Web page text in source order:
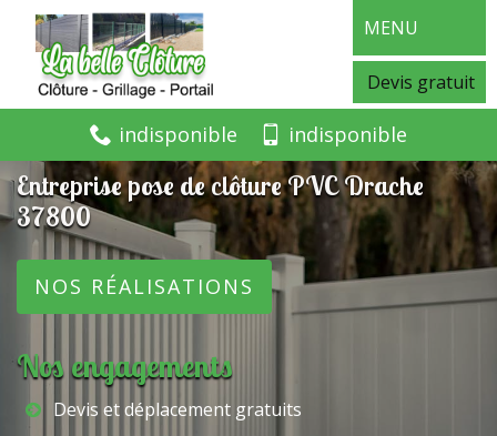
MENU
Devis gratuit
indisponible indisponible
Entreprise pose de clôture PVC Drache
37800
NOS RÉALISATIONS
Nos engagements
Devis et déplacement gratuits